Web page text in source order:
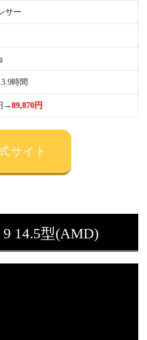
サー
時間
→ 89,870円
サイト
9 14.5型(AMD)